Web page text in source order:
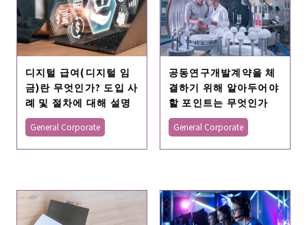
디지털 급여(디지털 임
금)란 무엇인가? 도입 사
례 및 절차에 대해 설명
General Corporate
공동연구개발계약을 체
결하기 위해 알아두어야
할 포인트는 무엇인가
General Corporate